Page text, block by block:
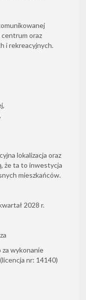
centrum oraz
i rekreacyjnych.
lokalizacja oraz
że ta to inwestycja
mieszkańców.
2028 r.
wykonanie
nr: 14140)